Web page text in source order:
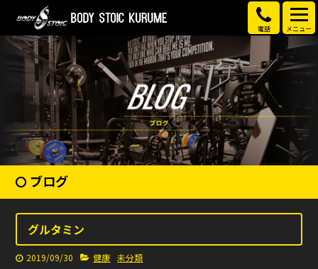
電話 メニュー
ブログ
グルタミン
2019/09/30 健康 未分類